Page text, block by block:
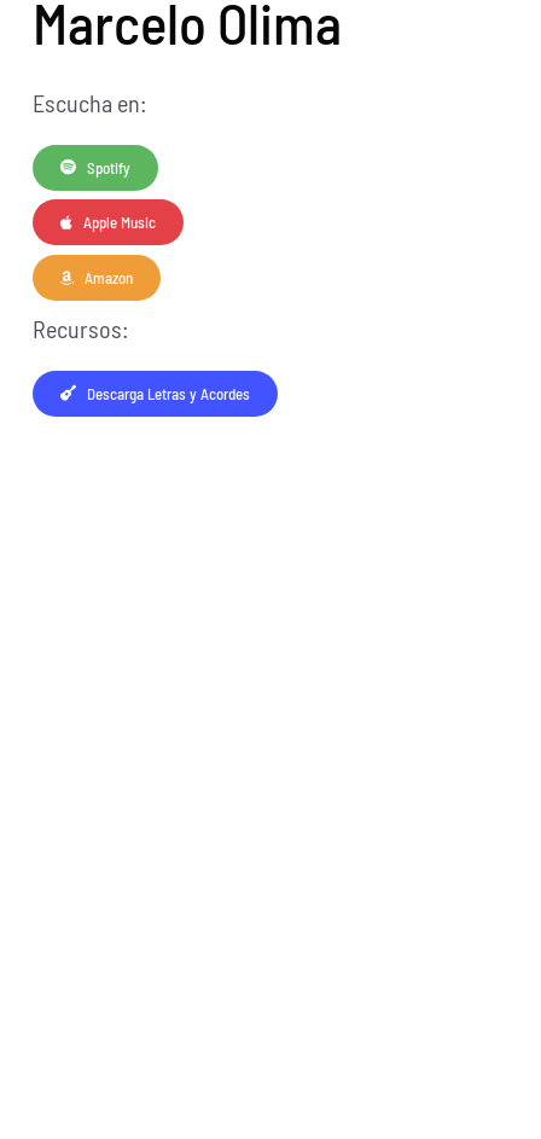
Marcelo Olima
Escucha en:
Spotify
Apple Music
Amazon
Recursos:
Descarga Letras y Acordes